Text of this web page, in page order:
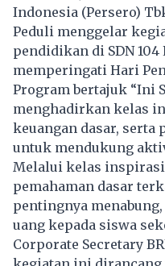
Indonesia (Persero)
Peduli menggelar
pendidikan di SDN
memperingati Hari
Program bertajuk “Ini
menghadirkan kelas
keuangan dasar, serta
untuk mendukung
Melalui kelas
pemahaman dasar
pentingnya
uang kepada siswa
Corporate Secretary